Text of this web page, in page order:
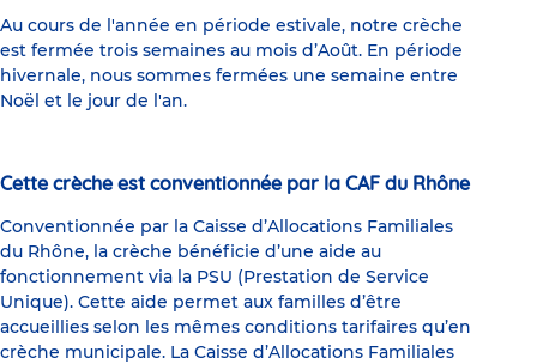
Au cours de l'année en période estivale, notre crèche
est fermée trois semaines au mois d’Août. En période
hivernale, nous sommes fermées une semaine entre
Noël et le jour de l'an.
Cette crèche est conventionnée par la CAF du Rhône
Conventionnée par la Caisse d’Allocations Familiales
du Rhône, la crèche bénéficie d’une aide au
fonctionnement via la PSU (Prestation de Service
Unique). Cette aide permet aux familles d’être
accueillies selon les mêmes conditions tarifaires qu’en
crèche municipale. La Caisse d’Allocations Familiales